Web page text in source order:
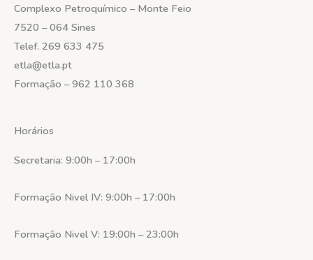
Complexo Petroquímico – Monte Feio
7520 – 064 Sines
Telef. 269 633 475
etla@etla.pt
Formação – 962 110 368
Horários
Secretaria: 9:00h – 17:00h
Formação Nivel IV: 9:00h – 17:00h
Formação Nivel V: 19:00h – 23:00h